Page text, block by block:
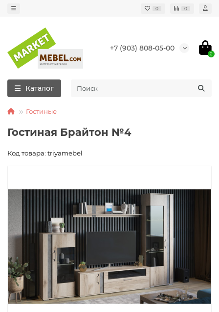
0 0
+7 (903) 808-05-00
0
Каталог
Гостиные
Гостиная Брайтон №4
Код товара: triyamebel